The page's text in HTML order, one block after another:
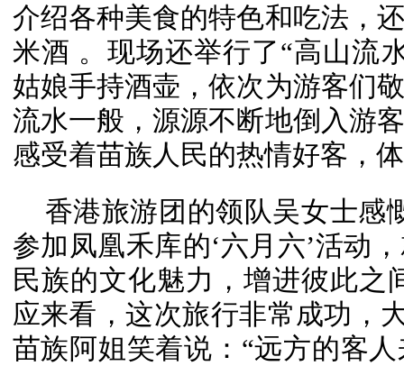
介绍各种美食的特色和吃法，
米酒 。现场还举行了“高山流
姑娘手持酒壶，依次为游客们
流水一般，源源不断地倒入游
感受着苗族人民的热情好客，
香港旅游团的领队吴女士感
参加凤凰禾库的‘六月六’活动
民族的文化魅力，增进彼此之
应来看，这次旅行非常成功，
苗族阿姐笑着说：“远方的客